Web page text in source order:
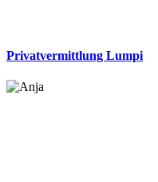
Privatvermittlung Lumpi